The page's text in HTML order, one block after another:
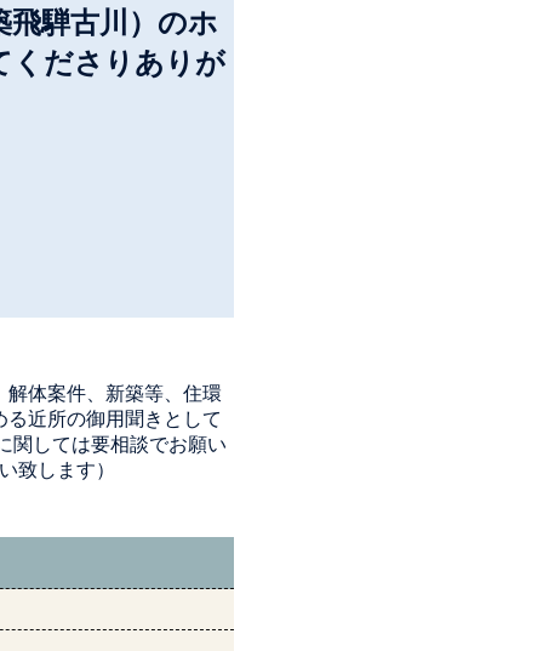
騨古川）のホ
くださりありが
体案件、新築等、住環
近所の御用聞きとして
関しては要相談でお願い
致します）